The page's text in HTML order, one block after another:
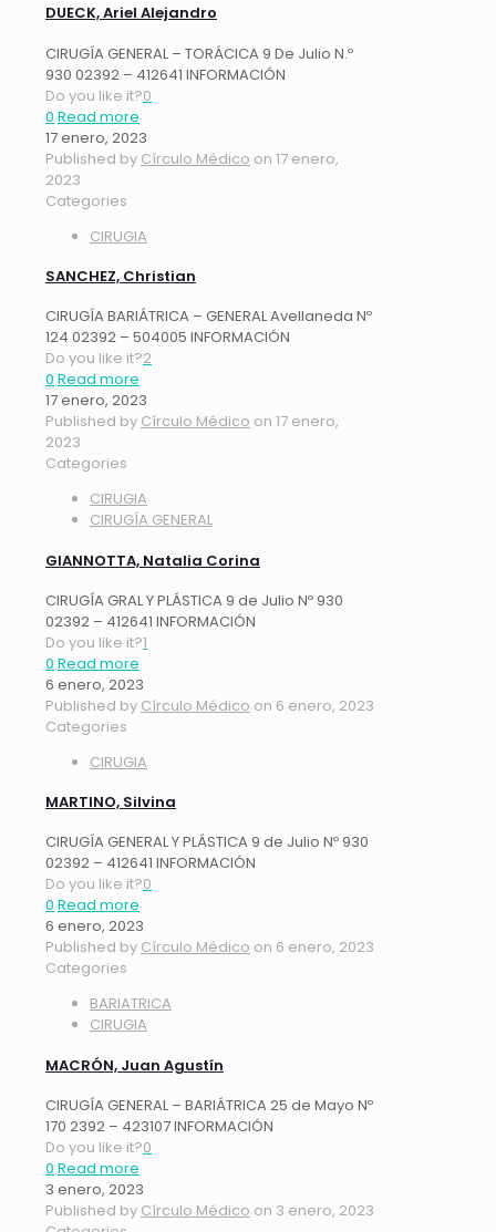
DUECK, Ariel Alejandro
CIRUGÍA GENERAL – TORÁCICA 9 De Julio N.º
930 02392 – 412641 INFORMACIÓN
Do you like it?0
0 Read more
17 enero, 2023
Published by Círculo Médico on 17 enero,
2023
Categories
CIRUGIA
SANCHEZ, Christian
CIRUGÍA BARIÁTRICA – GENERAL Avellaneda Nº
124 02392 – 504005 INFORMACIÓN
Do you like it?2
0 Read more
17 enero, 2023
Published by Círculo Médico on 17 enero,
2023
Categories
CIRUGIA
CIRUGÍA GENERAL
GIANNOTTA, Natalia Corina
CIRUGÍA GRAL Y PLÁSTICA 9 de Julio Nº 930
02392 – 412641 INFORMACIÓN
Do you like it?1
0 Read more
6 enero, 2023
Published by Círculo Médico on 6 enero, 2023
Categories
CIRUGIA
MARTINO, Silvina
CIRUGÍA GENERAL Y PLÁSTICA 9 de Julio Nº 930
02392 – 412641 INFORMACIÓN
Do you like it?0
0 Read more
6 enero, 2023
Published by Círculo Médico on 6 enero, 2023
Categories
BARIATRICA
CIRUGIA
MACRÓN, Juan Agustín
CIRUGÍA GENERAL – BARIÁTRICA 25 de Mayo Nº
170 2392 – 423107 INFORMACIÓN
Do you like it?0
0 Read more
3 enero, 2023
Published by Círculo Médico on 3 enero, 2023